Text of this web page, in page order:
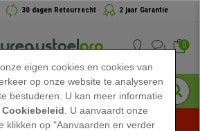
30 dagen Retourrecht 2 jaar Garantie
0
eigen cookies en cookies van
op onze website te analyseren
bestuderen. U kan meer informatie
Cookiebeleid . U aanvaardt onze
klikken op "Aanvaarden en verder